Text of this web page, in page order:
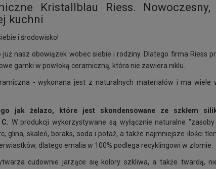
Kristallblau Riess.
kuchni
i środowisko!
nasz obowiązek wobec siebie i rodziny. Dlatego firma Riess
garnki w powłoką ceramiczną, która nie zawiera niklu.
- wykonana jest z naturalnych materiałów i ma wiele
jak żelazo, które jest skondensowane ze szkłem
W produkcji wykorzystywane są wyłącznie naturalne
glina, skaleń, boraks, soda i potaż, a także najmniejsze ilości
dlatego emalia w 100% podlega recyklingowi w złomie.
cudownie jarzące się kolory szkliwa, a także twardą,